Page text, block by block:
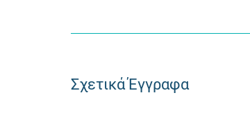
Σχετικά Έγγραφα